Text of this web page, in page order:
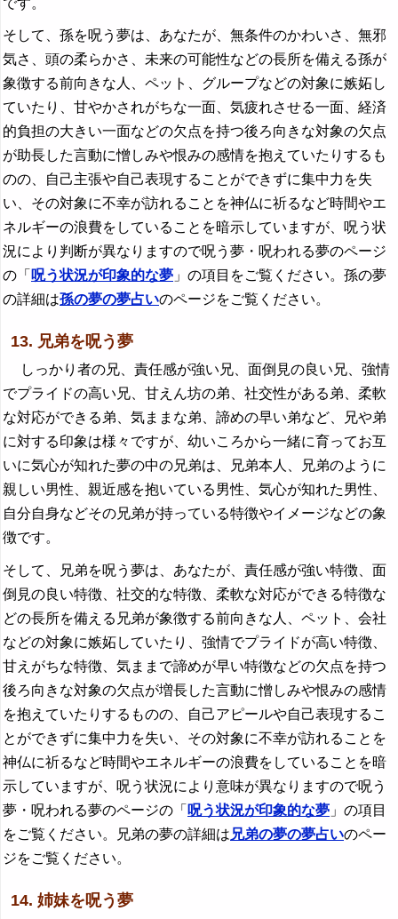
そして、孫を呪う夢は、あなたが、無条件のかわいさ、無邪
気さ、頭の柔らかさ、未来の可能性などの長所を備える孫が
象徴する前向きな人、ペット、グループなどの対象に嫉妬し
ていたり、甘やかされがちな一面、気疲れさせる一面、経済
的負担の大きい一面などの欠点を持つ後ろ向きな対象の欠点
が助長した言動に憎しみや恨みの感情を抱えていたりするも
のの、自己主張や自己表現することができずに集中力を失
い、その対象に不幸が訪れることを神仏に祈るなど時間やエ
ネルギーの浪費をしていることを暗示していますが、呪う状
況により判断が異なりますので呪う夢・呪われる夢のページ
の「 呪う状況が印象的な夢 」の項目をご覧ください。孫の夢
の詳細は孫の夢の夢占いのページをご覧ください。
13. 兄弟を呪う夢
しっかり者の兄、責任感が強い兄、面倒見の良い兄、強情
でプライドの高い兄、甘えん坊の弟、社交性がある弟、柔軟
な対応ができる弟、気ままな弟、諦めの早い弟など、兄や弟
に対する印象は様々ですが、幼いころから一緒に育ってお互
いに気心が知れた夢の中の兄弟は、兄弟本人、兄弟のように
親しい男性、親近感を抱いている男性、気心が知れた男性、
自分自身などその兄弟が持っている特徴やイメージなどの象
徴です。
そして、兄弟を呪う夢は、あなたが、責任感が強い特徴、面
倒見の良い特徴、社交的な特徴、柔軟な対応ができる特徴な
どの長所を備える兄弟が象徴する前向きな人、ペット、会社
などの対象に嫉妬していたり、強情でプライドが高い特徴、
甘えがちな特徴、気ままで諦めが早い特徴などの欠点を持つ
後ろ向きな対象の欠点が増長した言動に憎しみや恨みの感情
を抱えていたりするものの、自己アピールや自己表現するこ
とができずに集中力を失い、その対象に不幸が訪れることを
神仏に祈るなど時間やエネルギーの浪費をしていることを暗
示していますが、呪う状況により意味が異なりますので呪う
夢・呪われる夢のページの「 呪う状況が印象的な夢 」の項目
をご覧ください。兄弟の夢の詳細は 兄弟の夢の夢占いのペー
ジをご覧ください。
14. 姉妹を呪う夢